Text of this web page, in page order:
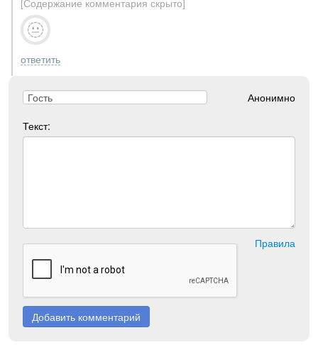
[Содержание комментария скрыто]
ответить
Анонимно
Текст:
Правила
Добавить комментарий